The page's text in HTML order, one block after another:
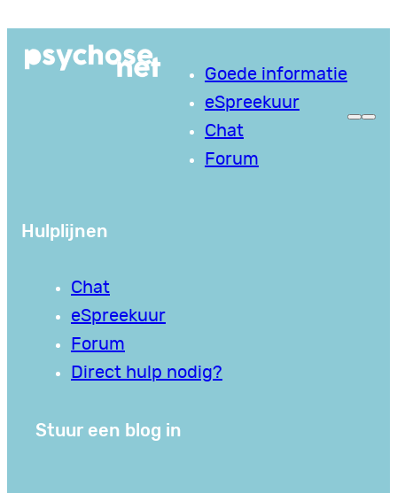
naar
Goede informatie
eSpreekuur
Chat
Forum
Hulplijnen
Chat
eSpreekuur
Forum
Direct hulp nodig?
Stuur een blog in